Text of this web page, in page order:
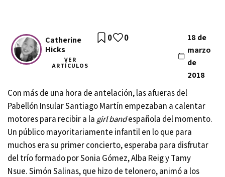
Catherine
Hicks
VER
ARTÍCULOS
18 de
marzo
de
2018
0 0
Con más de una hora de antelación, las afueras del
Pabellón Insular Santiago Martín empezaban a calentar
motores para recibir a la girl bandespañola del momento.
Un público mayoritariamente infantil en lo que para
muchos era su primer concierto, esperaba para disfrutar
del trío formado por Sonia Gómez, Alba Reig y Tamy
Nsue. Simón Salinas, que hizo de telonero, animó a los